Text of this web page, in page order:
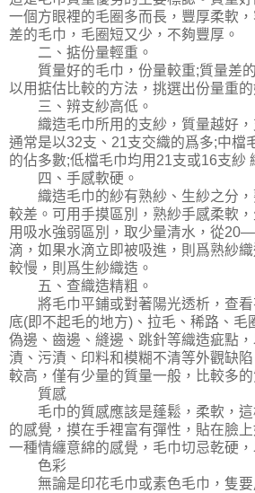
一個方眼裡的毛圈多而長，豐厚柔軟
差的毛巾，毛圈短又少，不夠豐厚。
二、掂份量輕重。
質量好的毛巾，份量較重;質量差的
以用掂估比較的方法，挑選出份量重的
三、辨支紗高低。
織造毛巾所用的支紗，質量越好，
通常是以32支、21支交織的爲多;中檔
的佔多數;低檔毛巾均用21支或16支紗
四、手感軟硬。
織造毛巾的紗有熟紗、生紗之分，
較差。可用手摸區別，熟紗手感柔軟
用吸水強弱區別，取少量清水，從
滴，如果水滴立即被吸進，則爲熟紗
較慢，則爲生紗織造。
五、查織造精粗。
將毛巾平鋪或對著陽光透析，查看
底(即不起毛的地方)、拉毛、稀路、毛
偽邊、齒邊、縫邊、跳針等織造疵點
漬、污漬、印料和模糊不清等外觀缺
較高，僅有少量的質量一般，比較多的
質感
毛巾的質感應該是蓬鬆，柔軟，這
的感覺，摸在手裡富有彈性，貼在臉
一種情纏意綿的感覺，毛巾切忌乾硬
色彩
無論是印花毛巾或素色毛巾，隻要